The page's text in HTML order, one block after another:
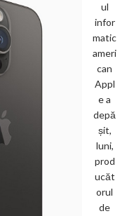
ul
infor
matic
ameri
can
Appl
e a
depă
șit,
luni,
prod
ucăt
orul
de